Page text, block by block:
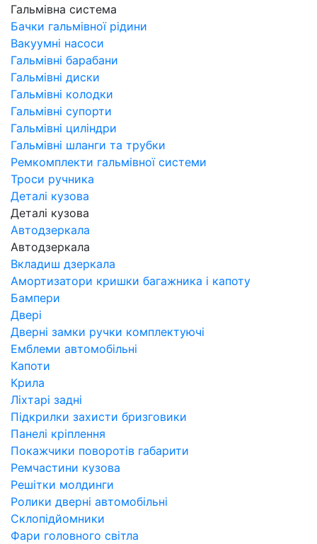
Гальмівна система
Бачки гальмівної рідини
Вакуумні насоси
Гальмівні барабани
Гальмівні диски
Гальмівні колодки
Гальмівні супорти
Гальмівні циліндри
Гальмівні шланги та трубки
Ремкомплекти гальмівної системи
Троси ручника
Деталі кузова
Деталі кузова
Автодзеркала
Автодзеркала
Вкладиш дзеркала
Амортизатори кришки багажника і капоту
Бампери
Двері
Дверні замки ручки комплектуючі
Емблеми автомобільні
Капоти
Крила
Ліхтарі задні
Підкрилки захисти бризговики
Панелі кріплення
Покажчики поворотів габарити
Ремчастини кузова
Решітки молдинги
Ролики дверні автомобільні
Склопідйомники
Фари головного світла